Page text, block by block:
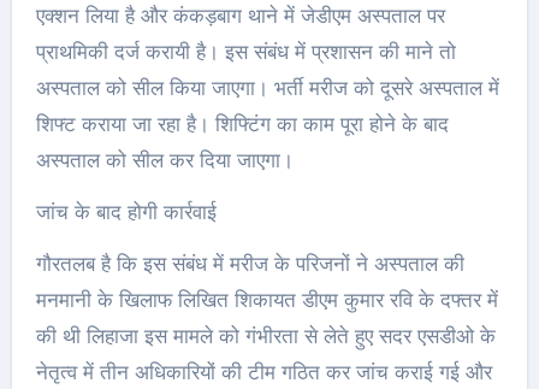
एक्शन लिया है और कंकड़बाग थाने में जेडीएम अस्पताल पर
प्राथमिकी दर्ज करायी है। इस संबंध में प्रशासन की माने तो
अस्पताल को सील किया जाएगा। भर्ती मरीज को दूसरे अस्पताल में
शिफ्ट कराया जा रहा है। शिफ्टिंग का काम पूरा होने के बाद
अस्पताल को सील कर दिया जाएगा।
जांच के बाद होगी कार्रवाई
गौरतलब है कि इस संबंध में मरीज के परिजनों ने अस्पताल की
मनमानी के खिलाफ लिखित शिकायत डीएम कुमार रवि के दफ्तर में
की थी लिहाजा इस मामले को गंभीरता से लेते हुए सदर एसडीओ के
नेतृत्व में तीन अधिकारियों की टीम गठित कर जांच कराई गई और